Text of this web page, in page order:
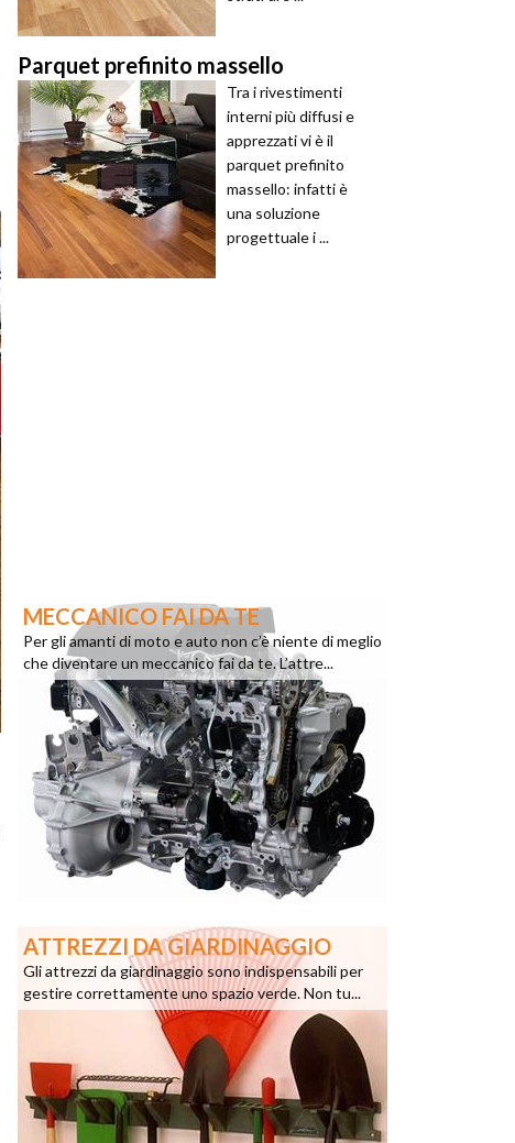
Parquet prefinito massello
Tra i rivestimenti
interni più diffusi e
apprezzati vi è il
parquet prefinito
massello: infatti è
una soluzione
progettuale i ...
MECCANICO FAI DA TE
Per gli amanti di moto e auto non c’è niente di meglio
che diventare un meccanico fai da te. L’attre...
ATTREZZI DA GIARDINAGGIO
Gli attrezzi da giardinaggio sono indispensabili per
gestire correttamente uno spazio verde. Non tu...